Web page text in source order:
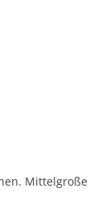
Mittelgroße